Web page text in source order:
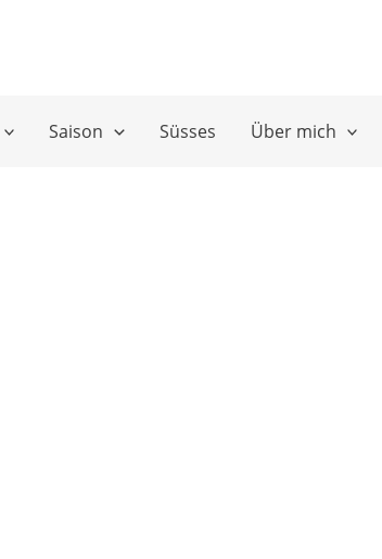
Saison Süsses Über mich